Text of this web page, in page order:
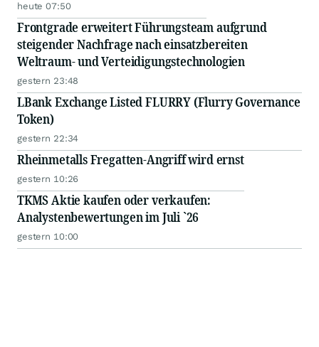
heute 07:50
Frontgrade erweitert Führungsteam aufgrund
steigender Nachfrage nach einsatzbereiten
Weltraum- und Verteidigungstechnologien
gestern 23:48
LBank Exchange Listed FLURRY (Flurry Governance
Token)
gestern 22:34
Rheinmetalls Fregatten-Angriff wird ernst
gestern 10:26
TKMS Aktie kaufen oder verkaufen:
Analystenbewertungen im Juli `26
gestern 10:00